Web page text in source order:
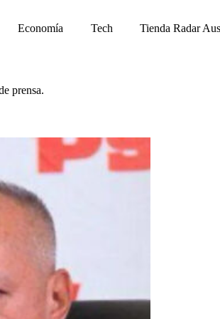
Economía Tech Tienda Radar
prensa.